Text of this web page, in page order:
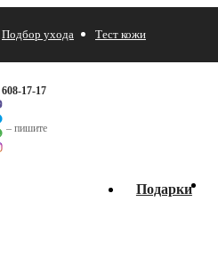
Подбор ухода Тест кожи
608-17-17
– пишите
Подарки